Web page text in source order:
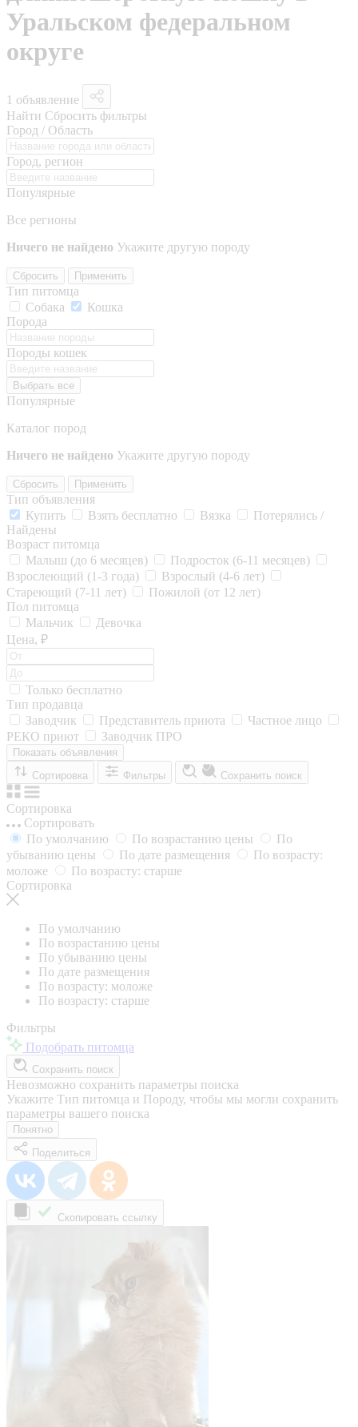
Уральском федеральном
округе
1 объявление
Найти Сбросить фильтры
Город / Область
Город, регион
Популярные
Все регионы
Ничего не найдено Укажите другую породу
Сбросить Применить
Тип питомца
Собака
Кошка
Порода
Породы кошек
Выбрать все
Популярные
Каталог пород
Ничего не найдено Укажите другую породу
Сбросить Применить
Тип объявления
Купить
Взять бесплатно Вязка
Потерялись /
Найдены
Возраст питомца
Малыш (до 6 месяцев)
Подросток (6-11 месяцев)
Взрослеющий (1-3 года)
Взрослый (4-6 лет)
Стареющий (7-11 лет)
Пожилой (от 12 лет)
Пол питомца
Мальчик
Девочка
Цена, ₽
Только бесплатно
Тип продавца
Заводчик
Представитель приюта
Частное лицо
РЕКО приют
Заводчик ПРО
Показать объявления
Сортировка
Фильтры Сохранить поиск
Сортировка
Сортировать
По умолчанию
По возрастанию цены
По
убыванию цены
По дате размещения
По возрасту:
моложе
По возрасту: старше
Сортировка
По умолчанию
По возрастанию цены
По убыванию цены
По дате размещения
По возрасту: моложе
По возрасту: старше
Фильтры
Подобрать питомца
Сохранить поиск
Невозможно сохранить параметры поиска
Укажите Тип питомца и Породу, чтобы мы могли сохранить
параметры вашего поиска
Понятно
Поделиться
Скопировать ссылку